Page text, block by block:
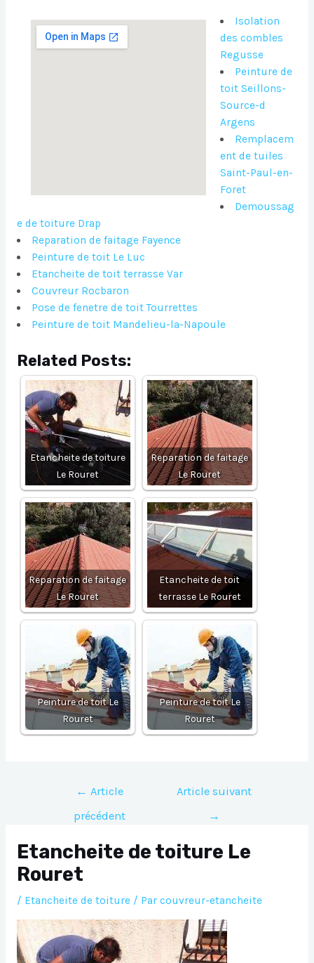
Isolation
des combles
Regusse
Peinture de
toit Seillons-
Source-d
Argens
Remplacem
ent de tuiles
Saint-Paul-en-
Foret
Demoussag
e de toiture Drap
Reparation de faitage Fayence
Peinture de toit Le Luc
Etancheite de toit terrasse Var
Couvreur Rocbaron
Pose de fenetre de toit Tourrettes
Peinture de toit Mandelieu-la-Napoule
Related Posts:
Etancheite de toiture
Le Rouret
Reparation de faitage
Le Rouret
Reparation de faitage
Le Rouret
Etancheite de toit
terrasse Le Rouret
Peinture de toit Le
Rouret
Peinture de toit Le
Rouret
Navigation
l’article
← Article
précédent
Article suivant
→
Etancheite de toiture Le
Rouret
/ Etancheite de toiture/ Par couvreur-etancheite